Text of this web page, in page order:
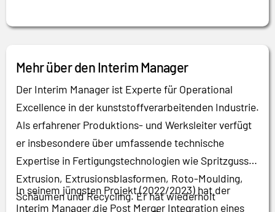
Mehr über den Interim Manager
Der Interim Manager ist Experte für Operational
Excellence in der kunststoffverarbeitenden Industrie.
Als erfahrener Produktions- und Werksleiter verfügt
er insbesondere über umfassende technische
Expertise in Fertigungstechnologien wie Spritzguss,
Extrusion, Extrusionsblasformen, Roto-Moulding,
Schäumen und Recycling. Er hat wiederholt
In seinem jüngsten Projekt (2022/2023) hat der
Interim Manager die Post Merger Integration eines